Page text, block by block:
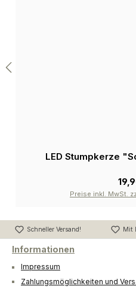
LED Stumpkerze
Preise inkl. MwSt.
Schneller Versand! Mit
Informationen
Impressum
Zahlungsmöglichkeiten und